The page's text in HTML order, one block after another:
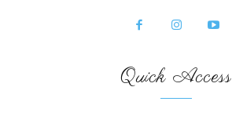
Quick Access